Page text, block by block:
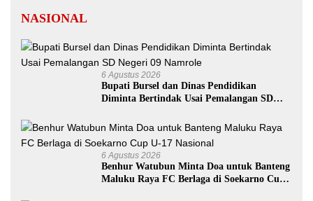
NASIONAL
6 Agustus 2026
Bupati Bursel dan Dinas Pendidikan
Diminta Bertindak Usai Pemalangan SD
6 Agustus 2026
Benhur Watubun Minta Doa untuk Banteng
Maluku Raya FC Berlaga di Soekarno Cup